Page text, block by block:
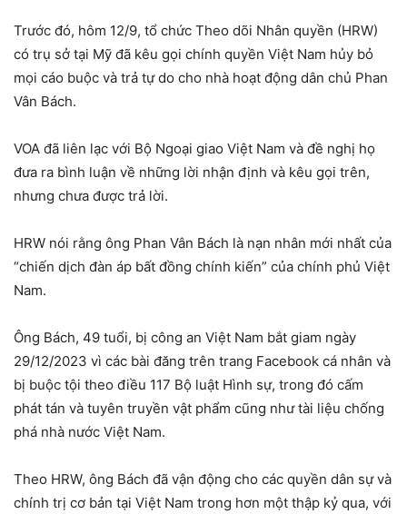
Trước đó, hôm 12/9, tổ chức Theo dõi Nhân quyền (HRW)
có trụ sở tại Mỹ đã kêu gọi chính quyền Việt Nam hủy bỏ
mọi cáo buộc và trả tự do cho nhà hoạt động dân chủ Phan
Vân Bách.
VOA đã liên lạc với Bộ Ngoại giao Việt Nam và đề nghị họ
đưa ra bình luận về những lời nhận định và kêu gọi trên,
nhưng chưa được trả lời.
HRW nói rằng ông Phan Vân Bách là nạn nhân mới nhất của
“chiến dịch đàn áp bất đồng chính kiến” của chính phủ Việt
Nam.
Ông Bách, 49 tuổi, bị công an Việt Nam bắt giam ngày
29/12/2023 vì các bài đăng trên trang Facebook cá nhân và
bị buộc tội theo điều 117 Bộ luật Hình sự, trong đó cấm
phát tán và tuyên truyền vật phẩm cũng như tài liệu chống
phá nhà nước Việt Nam.
Theo HRW, ông Bách đã vận động cho các quyền dân sự và
chính trị cơ bản tại Việt Nam trong hơn một thập kỷ qua, với